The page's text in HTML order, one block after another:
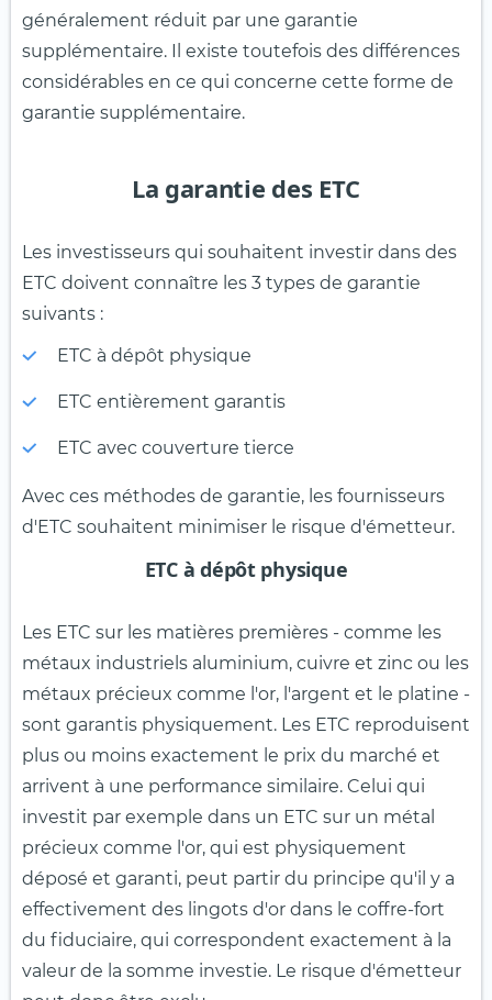
généralement réduit par une garantie
supplémentaire. Il existe toutefois des différences
considérables en ce qui concerne cette forme de
garantie supplémentaire.
La garantie des ETC
Les investisseurs qui souhaitent investir dans des
ETC doivent connaître les 3 types de garantie
suivants :
ETC à dépôt physique
ETC entièrement garantis
ETC avec couverture tierce
Avec ces méthodes de garantie, les fournisseurs
d'ETC souhaitent minimiser le risque d'émetteur.
ETC à dépôt physique
Les ETC sur les matières premières - comme les
métaux industriels aluminium, cuivre et zinc ou les
métaux précieux comme l'or, l'argent et le platine -
sont garantis physiquement. Les ETC reproduisent
plus ou moins exactement le prix du marché et
arrivent à une performance similaire. Celui qui
investit par exemple dans un ETC sur un métal
précieux comme l'or, qui est physiquement
déposé et garanti, peut partir du principe qu'il y a
effectivement des lingots d'or dans le coffre-fort
du fiduciaire, qui correspondent exactement à la
valeur de la somme investie. Le risque d'émetteur